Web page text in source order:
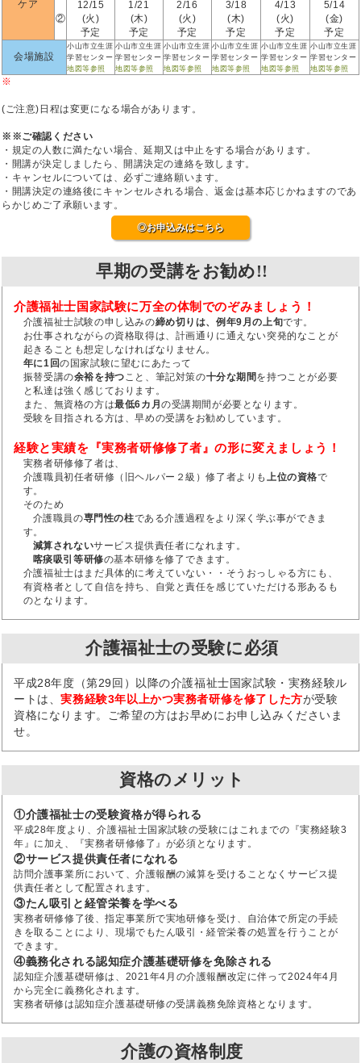
ケア
②
12/15
(火)
予定
1/21
(木)
予定
2/16
(火)
予定
3/18
(木)
予定
4/13
(火)
予定
5/14
(金)
予定
会場施設
小山市立生涯
学習センター
地図等参照
小山市立生涯
学習センター
地図等参照
小山市立生涯
学習センター
地図等参照
小山市立生涯
学習センター
地図等参照
小山市立生涯
学習センター
地図等参照
小山市立生涯
学習センター
地図等参照
※
(ご注意)日程は変更になる場合があります。
※※ご確認ください
・規定の人数に満たない場合、延期又は中止をする場合があります。
・開講が決定しましたら、開講決定の連絡を致します。
・キャンセルについては、必ずご連絡願います。
・開講決定の連絡後にキャンセルされる場合、返金は基本応じかねますのであ
らかじめご了承願います。
◎お申込みはこちら
早期の受講をお勧め!!
介護福祉士国家試験に万全の体制でのぞみましょう！
介護福祉士試験の申し込みの締め切りは、例年9月の上旬です。
お仕事されながらの資格取得は、計画通りに通えない突発的なことが
起きることも想定しなければなりません。
年に1回の国家試験に望むにあたって
振替受講の余裕を持つこと、筆記対策の十分な期間を持つことが必要
と私達は強く感じております。
また、無資格の方は最低6カ月の受講期間が必要となります。
受験を目指される方は、早めの受講をお勧めしています。
経験と実績を『実務者研修修了者』の形に変えましょう！
実務者研修修了者は、
介護職員初任者研修（旧ヘルパー２級）修了者よりも上位の資格で
す。
そのため
介護職員の専門性の柱である介護過程をより深く学ぶ事ができま
す。
減算されないサービス提供責任者になれます。
喀痰吸引等研修の基本研修を修了できます。
介護福祉士はまだ具体的に考えていない・・そうおっしゃる方にも、
有資格者として自信を持ち、自覚と責任を感じていただける形あるも
のとなります。
介護福祉士の受験に必須
平成28年度（第29回）以降の介護福祉士国家試験・実務経験ル
ートは、実務経験3年以上かつ実務者研修を修了した方が受験
資格になります。ご希望の方はお早めにお申し込みくださいま
せ。
資格のメリット
①介護福祉士の受験資格が得られる
平成28年度より、介護福祉士国家試験の受験にはこれまでの『実務経験3
年』に加え、『実務者研修修了』が必須となります。
②サービス提供責任者になれる
訪問介護事業所において、介護報酬の減算を受けることなくサービス提
供責任者として配置されます。
③たん吸引と経管栄養を学べる
実務者研修修了後、指定事業所で実地研修を受け、自治体で所定の手続
きを取ることにより、現場でもたん吸引・経管栄養の処置を行うことが
できます。
④義務化される認知症介護基礎研修を免除される
認知症介護基礎研修は、2021年4月の介護報酬改定に伴って2024年4月
から完全に義務化されます。
実務者研修は認知症介護基礎研修の受講義務免除資格となります。
介護の資格制度